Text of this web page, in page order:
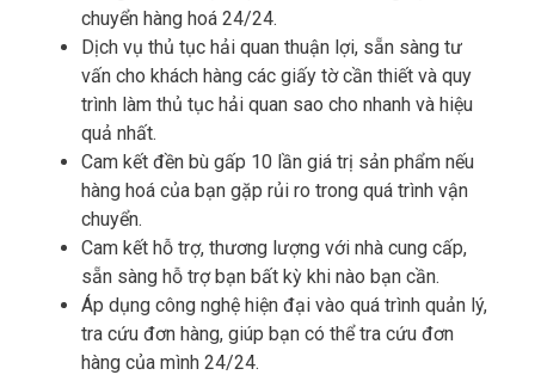
chuyển hàng hoá 24/24.
Dịch vụ thủ tục hải quan thuận lợi, sẵn sàng tư
vấn cho khách hàng các giấy tờ cần thiết và quy
trình làm thủ tục hải quan sao cho nhanh và hiệu
quả nhất.
Cam kết đền bù gấp 10 lần giá trị sản phẩm nếu
hàng hoá của bạn gặp rủi ro trong quá trình vận
chuyển.
Cam kết hỗ trợ, thương lượng với nhà cung cấp,
sẵn sàng hỗ trợ bạn bất kỳ khi nào bạn cần.
Áp dụng công nghệ hiện đại vào quá trình quản lý,
tra cứu đơn hàng, giúp bạn có thể tra cứu đơn
hàng của mình 24/24.